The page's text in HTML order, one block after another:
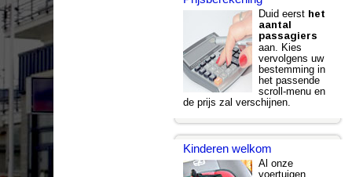
Duid eerst het
aantal
passagiers
aan. Kies
vervolgens uw
bestemming in
het passende
scroll-menu en
de prijs zal verschijnen.
Kinderen welkom
Al onze
voertuigen